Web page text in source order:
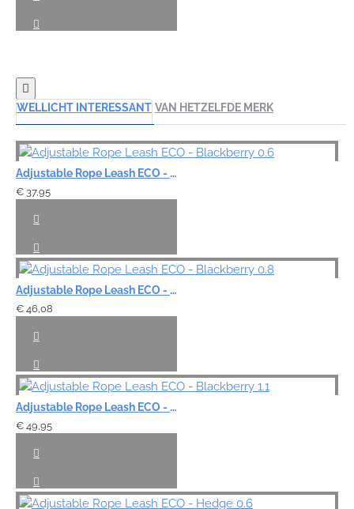
WELLICHT INTERESSANT VAN HETZELFDE MERK
Adjustable Rope Leash ECO - Blackberry 0.6
€ 37,95
Adjustable Rope Leash ECO - Blackberry 0.8
€ 46,08
Adjustable Rope Leash ECO - Blackberry 1.1
€ 49,95